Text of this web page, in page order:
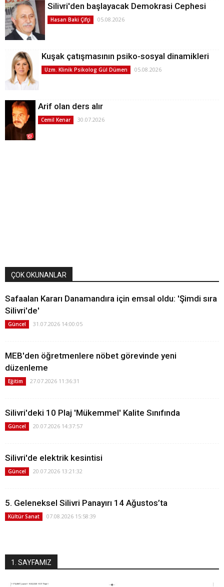
Silivri'den başlayacak Demokrasi Cephesi
Hasan Baki Çifçi 05.08.2026
Kuşak çatışmasının psiko-sosyal dinamikleri
Uzm. Klinik Psikolog Gül Dümen 05.08.2026
Arif olan ders alır
Cemil Kenar 30.07.2026
ÇOK OKUNANLAR
Safaalan Kararı Danamandıra için emsal oldu: 'Şimdi sıra
Silivri'de'
Güncel 31.07.2026 14:00:05
MEB'den öğretmenlere nöbet görevinde yeni
düzenleme
Eğitim 27.07.2026 11:36:31
Silivri'deki 10 Plaj 'Mükemmel' Kalite Sınıfında
Güncel 20.07.2026 14:37:57
Silivri'de elektrik kesintisi
Güncel 20.07.2026 13:21:32
5. Geleneksel Silivri Panayırı 14 Ağustos’ta
Kültür Sanat 07.08.2026 15:58:39
1. SAYFAMIZ